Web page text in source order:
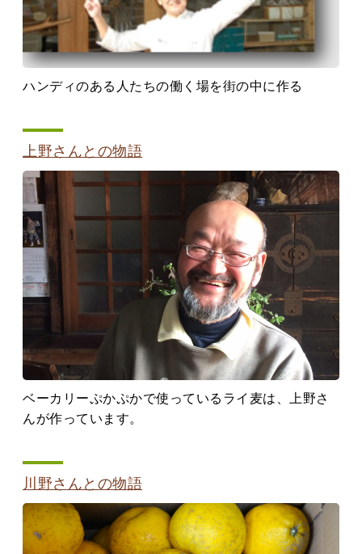
ハンディのある人たちの働く場を街の中に作る
上野さんとの物語
ベーカリーぷかぷかで使っているライ麦は、上野さ
んが作っています。
川野さんとの物語